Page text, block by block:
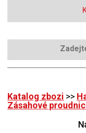
Katalog zbozi >>
Zásahové